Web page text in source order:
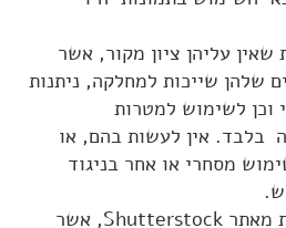
שאין עליהן ציון מקור, אשר
שלהן שייכות למחלקה, ניתנות
וכן לשימוש למטרות
בלבד. אין לעשות בהם, או
מסחרי או אחר בניגוד
4.2.2. תמונות מאתר Shutterstock, אשר